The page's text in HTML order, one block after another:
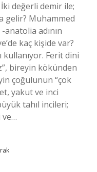
değerli demir ile;
gelir? Muhammed
anatolia adının
kaç kişide var?
kullanıyor. Ferit dini
bireyin kökünden
çoğulunun “çok
yakut ve inci
tahıl incileri;
ve…